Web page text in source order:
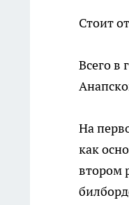
Стоит
Всего в
На
как
втором